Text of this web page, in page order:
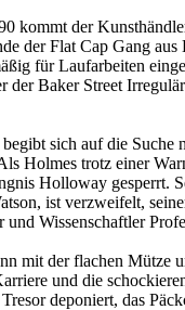
kommt der
der Flat Cap Gang
für Laufarbeiten
Baker Street
sich auf die Suche
Holmes trotz einer
Holloway gesperrt.
ist verzweifelt,
und Wissenschaftler
mit der flachen Mütze
und die
deponiert, das